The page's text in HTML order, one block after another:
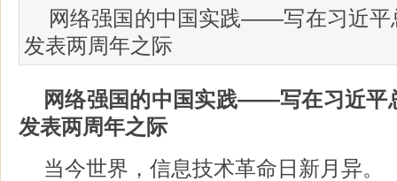
网络强国的中国实践——写在习近平
发表两周年之际
网络强国的中国实践——写在习近平
发表两周年之际
当今世界，信息技术革命日新月异。